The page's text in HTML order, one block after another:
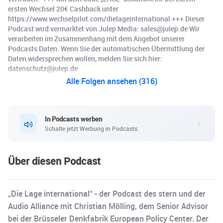
ersten Wechsel 20€ Cashback unter
https://www.wechselpilot.com/dielageinternational +++ Dieser
Podcast wird vermarktet von Julep Media: sales@julep.de Wir
verarbeiten im Zusammenhang mit dem Angebot unserer
Podcasts Daten. Wenn Sie der automatischen Übermittlung der
Daten widersprechen wollen, melden Sie sich hier:
datenschutz@julep.de
Alle Folgen ansehen (316)
In Podcasts werben
Schalte jetzt Werbung in Podcasts.
Über diesen Podcast
„Die Lage international“ - der Podcast des stern und der
Audio Alliance mit Christian Mölling, dem Senior Advisor
bei der Brüsseler Denkfabrik European Policy Center. Der